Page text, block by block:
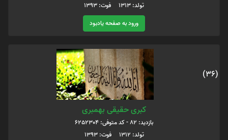
تولد: 1313 فوت: 1393
ورود به صفحه یادبود
(36)
کبری حقیقی بهمبری
بازدید: 82 - کد متوفی: 6252304
تولد: 1312 فوت: 1393